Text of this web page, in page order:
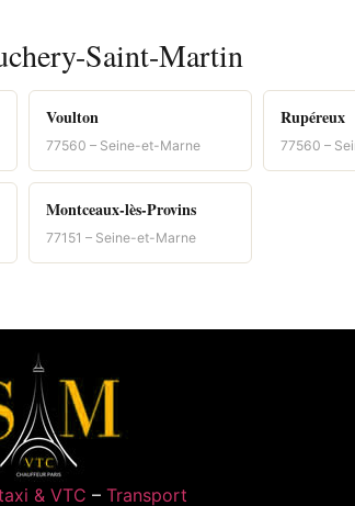
Saint-Martin
Voulton
77560 – Seine-et-Marne
Rupéreux
77560 –
Montceaux-lès-Provins
77151 – Seine-et-Marne
& VTC –Transport